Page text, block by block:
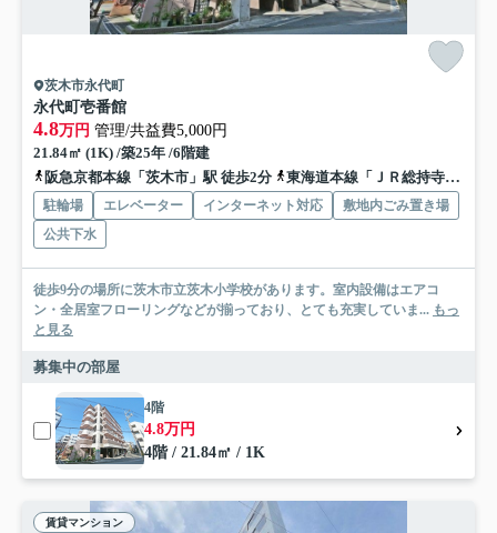
茨木市永代町
永代町壱番館
4.8万円 管理/共益費5,000円
21.84㎡ (1K) /築25年 /6階建
阪急京都本線「茨木市」駅 徒歩2分
東海道本線「ＪＲ総持寺」駅 徒歩15分
駐輪場 エレベーター インターネット対応
敷地内ごみ置き場
公共下水
徒歩9分の場所に茨木市立茨木小学校があります。室内設備はエアコ
ン・全居室フローリングなどが揃っており、とても充実していま... もっ
と見る
募集中の部屋
4階
4.8万円
4階 / 21.84㎡ / 1K
賃貸マンション